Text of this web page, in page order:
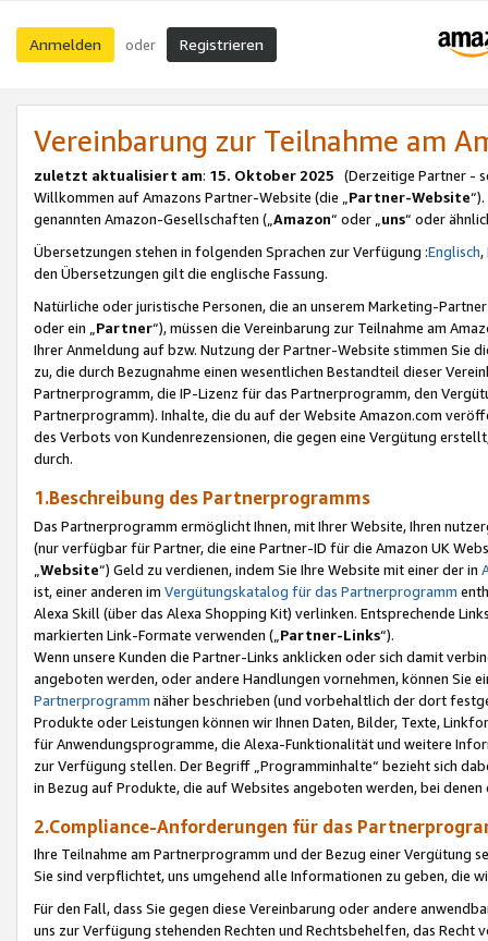
Anmelden oder Registrieren
Vereinbarung zur Teilnahme am
zuletzt aktualisiert am: 15. Oktober 2025 (Derzeitige Partner -
Willkommen auf Amazons Partner-Website (die „Partner-Website
genannten Amazon-Gesellschaften („Amazon“ oder „uns“ oder
Übersetzungen stehen in folgenden Sprachen zur Verfügung :Englisch,
den Übersetzungen gilt die englische Fassung.
Natürliche oder juristische Personen, die an unserem Marketing-
oder ein „Partner“), müssen die Vereinbarung zur Teilnahme am
Ihrer Anmeldung auf bzw. Nutzung der Partner-Website stimmen Sie
zu, die durch Bezugnahme einen wesentlichen Bestandteil dieser
Partnerprogramm, die IP-Lizenz für das Partnerprogramm, den
Partnerprogramm). Inhalte, die du auf der Website Amazon.com
des Verbots von Kundenrezensionen, die gegen eine Vergütung
durch.
1.Beschreibung des Partnerprogramms
Das Partnerprogramm ermöglicht Ihnen, mit Ihrer Website, Ihren
(nur verfügbar für Partner, die eine Partner-ID für die Amazon UK
Website“) Geld zu verdienen, indem Sie Ihre Website mit einer der in
ist, einer anderen im Vergütungskatalog für das Partnerprogramm
Alexa Skill (über das Alexa Shopping Kit) verlinken. Entsprechende
markierten Link-Formate verwenden („ Partner-Links“).
Wenn unsere Kunden die Partner-Links anklicken oder sich damit
angeboten werden, oder andere Handlungen vornehmen, können Sie
Partnerprogramm näher beschrieben (und vorbehaltlich der dort
Produkte oder Leistungen können wir Ihnen Daten, Bilder, Texte,
für Anwendungsprogramme, die Alexa-Funktionalität und weitere
zur Verfügung stellen. Der Begriff „Programminhalte“ bezieht sich
in Bezug auf Produkte, die auf Websites angeboten werden, bei
2.Compliance-Anforderungen für das
Ihre Teilnahme am Partnerprogramm und der Bezug einer Vergütung
Sie sind verpflichtet, uns umgehend alle Informationen zu geben, die
Für den Fall, dass Sie gegen diese Vereinbarung oder andere
uns zur Verfügung stehenden Rechten und Rechtsbehelfen, das